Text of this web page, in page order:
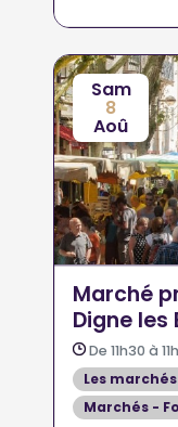
Sam
8
Aoû
Marché
Digne les
De 11h30 à
Les
Marchés -